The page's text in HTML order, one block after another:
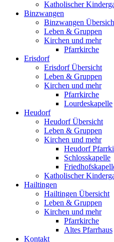
Katholischer
Binzwangen
Binzwangen
Leben & Gruppen
Kirchen und mehr
Pfarrkirche
Erisdorf
Erisdorf Übersicht
Leben & Gruppen
Kirchen und mehr
Pfarrkirche
Lourdeskapelle
Heudorf
Heudorf Übersicht
Leben & Gruppen
Kirchen und mehr
Heudorf
Schlosskapelle
Katholischer
Hailtingen
Hailtingen Übersicht
Leben & Gruppen
Kirchen und mehr
Pfarrkirche
Altes Pfarrhaus
Kontakt